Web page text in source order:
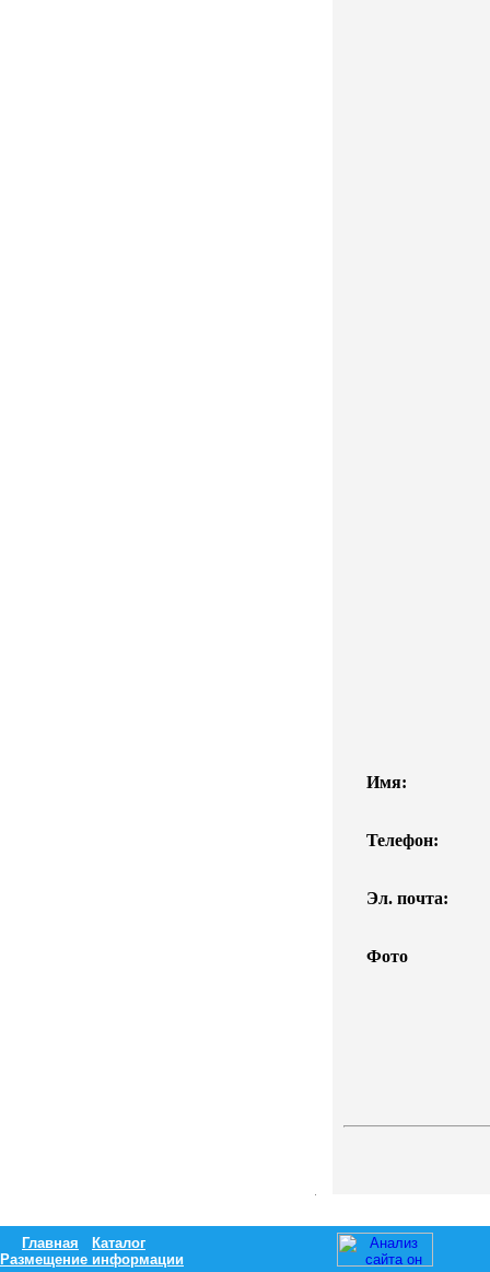
Имя:
Телефон:
Эл. почта:
Фото
Главная
Каталог
Размещение информации